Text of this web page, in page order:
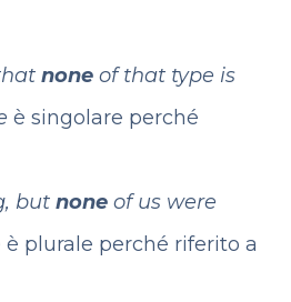
noneof that type is
è singolare perché
but noneof us were
è plurale perché riferito a